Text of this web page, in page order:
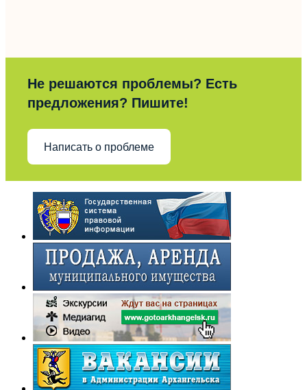
Не решаются проблемы? Есть
предложения? Пишите!
Написать о проблеме